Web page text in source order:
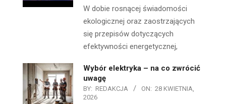
W dobie rosnącej świadomości
ekologicznej oraz zaostrzających
się przepisów dotyczących
efektywności energetycznej,
Wybór elektryka – na co zwrócić
uwagę
BY: REDAKCJA ON: 28 KWIETNIA,
2026